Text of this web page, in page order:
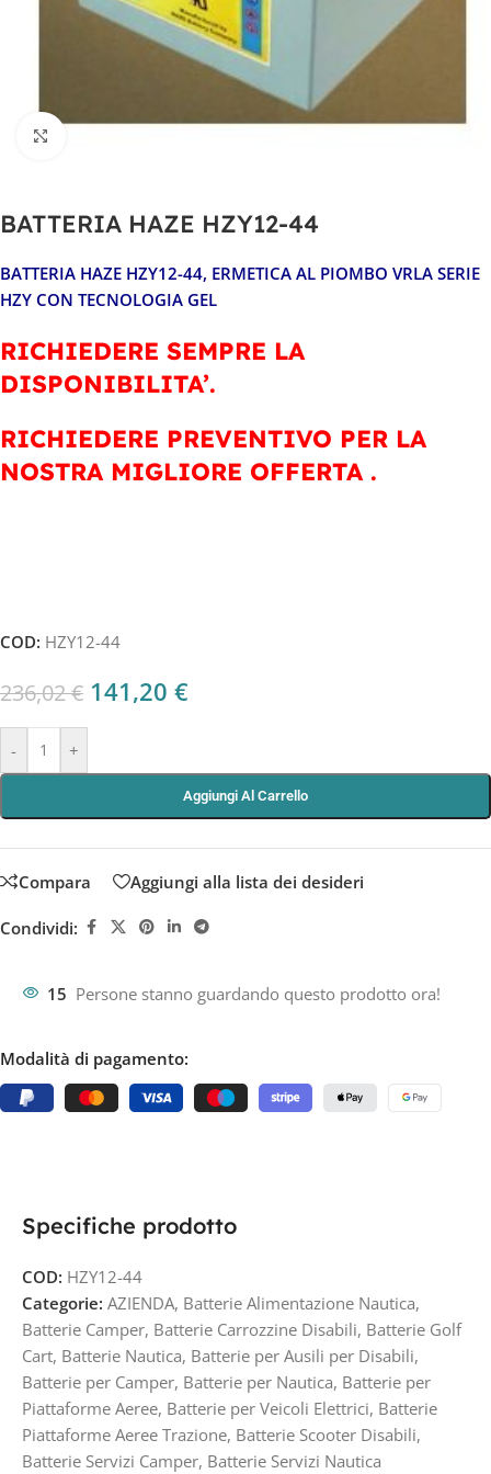
BATTERIA HAZE HZY12-44
BATTERIA HAZE HZY12-44, ERMETICA AL PIOMBO VRLA SERIE
HZY CON TECNOLOGIA GEL
RICHIEDERE SEMPRE LA
DISPONIBILITA’.
RICHIEDERE PREVENTIVO PER LA
NOSTRA MIGLIORE OFFERTA .
COD: HZY12-44
236,02€ 141,20 €
- +
Aggiungi Al Carrello
Compara Aggiungi alla lista dei desideri
Condividi:
15 Persone stanno guardando questo prodotto ora!
Modalità di pagamento:
Specifiche prodotto
COD: HZY12-44
Categorie: AZIENDA, Batterie Alimentazione Nautica,
Batterie Camper, Batterie Carrozzine Disabili, Batterie Golf
Cart, Batterie Nautica, Batterie per Ausili per Disabili,
Batterie per Camper, Batterie per Nautica, Batterie per
Piattaforme Aeree, Batterie per Veicoli Elettrici, Batterie
Piattaforme Aeree Trazione, Batterie Scooter Disabili,
Batterie Servizi Camper, Batterie Servizi Nautica